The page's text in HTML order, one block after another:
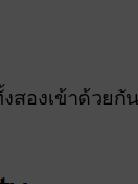
สองเข้าด้วย